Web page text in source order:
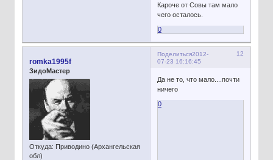
Кароче от Совы там мало
чего осталось.
0
Поделиться 12
2012-
07-23 16:16:45
romka1995f
ЗидоМастер
Откуда: Приводино (Архангельская
обл)
Да не то, что мало....почти
ничего
0